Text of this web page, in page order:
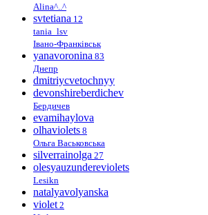
Alina^..^
svtetiana 12
tania_lsv
Івано-Франківськ
yanavoronina 83
Днепр
dmitriycvetochnyy
devonshireberdichev
Бердичев
evamihaylova
olhaviolets 8
Ольга Васьковська
silverrainolga 27
olesyauzundereviolets
Lesikn
natalyavolyanska
violet 2